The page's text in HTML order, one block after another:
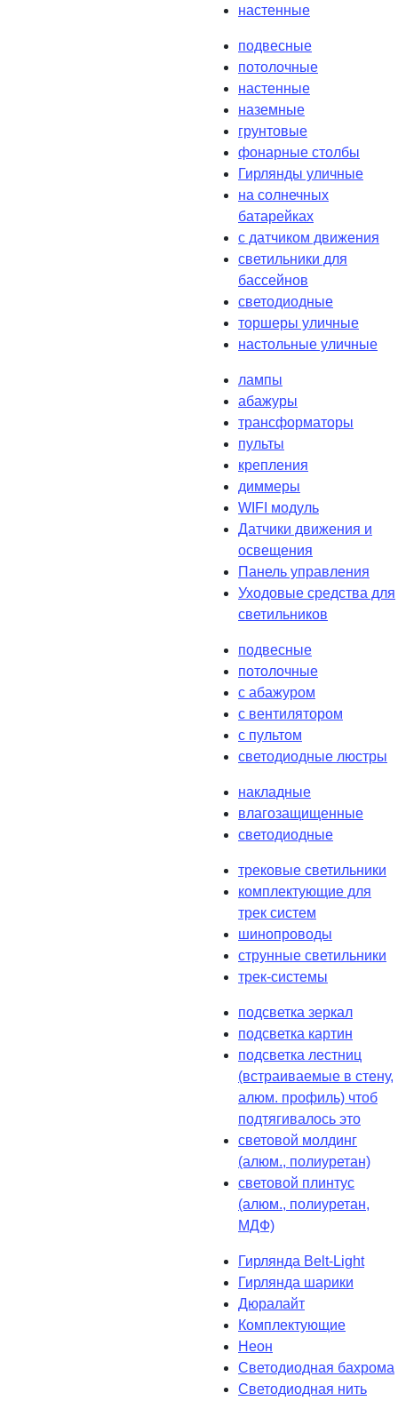
настенные
подвесные
потолочные
настенные
наземные
грунтовые
фонарные столбы
Гирлянды уличные
на солнечных
батарейках
с датчиком движения
светильники для
бассейнов
светодиодные
торшеры уличные
настольные уличные
лампы
абажуры
трансформаторы
пульты
крепления
диммеры
WIFI модуль
Датчики движения и
освещения
Панель управления
Уходовые средства для
светильников
подвесные
потолочные
с абажуром
с вентилятором
с пультом
светодиодные люстры
накладные
влагозащищенные
светодиодные
трековые светильники
комплектующие для
трек систем
шинопроводы
струнные светильники
трек-системы
подсветка зеркал
подсветка картин
подсветка лестниц
(встраиваемые в стену,
алюм. профиль) чтоб
подтягивалось это
световой молдинг
(алюм., полиуретан)
световой плинтус
(алюм., полиуретан,
МДФ)
Гирлянда Belt-Light
Гирлянда шарики
Дюралайт
Комплектующие
Неон
Светодиодная бахрома
Светодиодная нить